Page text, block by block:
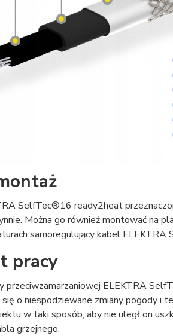
SelfTec®16 ready2heat
Można go również montować na
samoregulujący kabel
pracy
przeciwzamarzaniowej ELEKTRA
o niespodziewane zmiany pogody i
w taki sposób, aby nie uległ on
grzejnego.